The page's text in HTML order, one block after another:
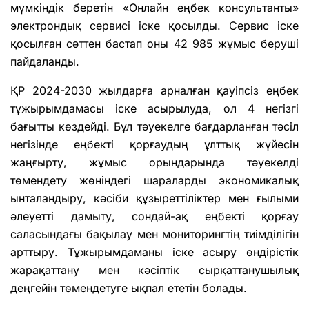
мүмкіндік беретін «Онлайн еңбек консультанты»
электрондық сервисі іске қосылды. Сервис іске
қосылған сәттен бастап оны 42 985 жұмыс беруші
пайдаланды.
ҚР 2024-2030 жылдарға арналған қауіпсіз еңбек
тұжырымдамасы іске асырылуда, ол 4 негізгі
бағытты көздейді. Бұл тәуекелге бағдарланған тәсіл
негізінде еңбекті қорғаудың ұлттық жүйесін
жаңғырту, жұмыс орындарында тәуекелді
төмендету жөніндегі шараларды экономикалық
ынталандыру, кәсіби құзыреттіліктер мен ғылыми
әлеуетті дамыту, сондай-ақ еңбекті қорғау
саласындағы бақылау мен мониторингтің тиімділігін
арттыру. Тұжырымдаманы іске асыру өндірістік
жарақаттану мен кәсіптік сырқаттанушылық
деңгейін төмендетуге ықпал ететін болады.